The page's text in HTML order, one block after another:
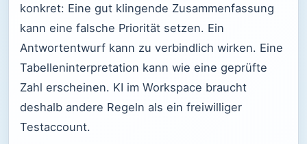
konkret: Eine gut klingende Zusammenfassung
kann eine falsche Priorität setzen. Ein
Antwortentwurf kann zu verbindlich wirken. Eine
Tabelleninterpretation kann wie eine geprüfte
Zahl erscheinen. KI im Workspace braucht
deshalb andere Regeln als ein freiwilliger
Testaccount.